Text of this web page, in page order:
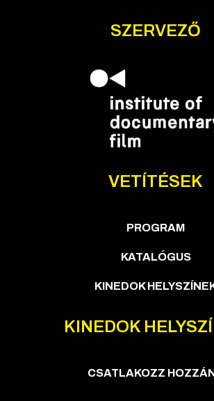
SZERVEZŐ
VETÍTÉSEK
PROGRAM
KATALÓGUS
KINEDOK
KINEDOK
CSATLAKOZZ